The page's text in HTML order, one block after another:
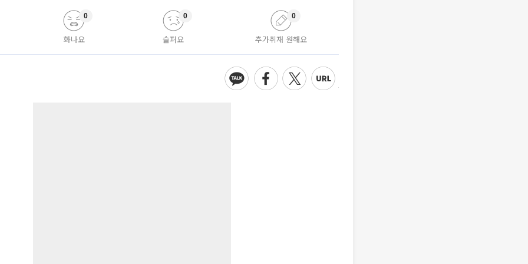
화나요
0
슬퍼요
0
추가취재 원해요
0